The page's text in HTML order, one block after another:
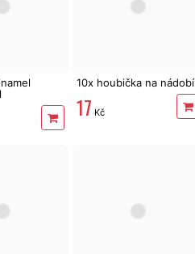
10x houbička na nádobí
17 Kč